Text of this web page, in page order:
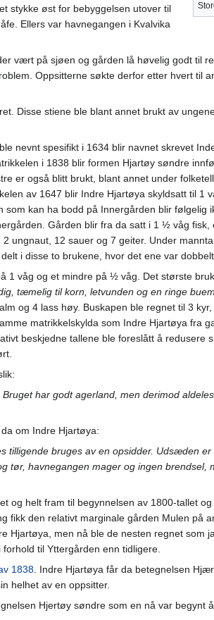
stykke øst for bebyggelsen utover til
Ellers var havnegangen i Kvalvika
vært på sjøen og gården lå høvelig godt til
Oppsitterne søkte derfor etter hvert til
Disse stiene ble blant annet brukt av
nevnt spesifikt i 1634 blir navnet skrevet
i 1838 blir formen Hjartøy søndre
er også blitt brukt, blant annet under
av 1647 blir Indre Hjartøya skyldsatt til 1
kan ha bodd på Innergården blir følgelig
Gården blir fra da satt i 1 ½ våg
ungnaut, 12 sauer og 7 geiter. Under
i disse to brukene, hvor det ene var
1 våg og et mindre på ½ våg. Det største
tæmelig til korn, letvunden og en ringe
og 4 lass høy. Buskapen ble regnet til 3
matrikkelskylda som Indre Hjartøya fra
beskjedne tallene ble foreslått å redusere
har godt agerland, men derimod
om Indre Hjartøya:
bruges av en opsidder. Udsæden
havnegangen mager og ingen brendsel,
og helt fram til begynnelsen av 1800-tallet
fikk den relativt marginale gården Mulen på
Hjartøya, men nå ble de nesten regnet som
til Yttergården enn tidligere.
1838 . Indre Hjartøya får da betegnelsen
helhet av en oppsitter.
Hjertøy søndre som en nå var begynt